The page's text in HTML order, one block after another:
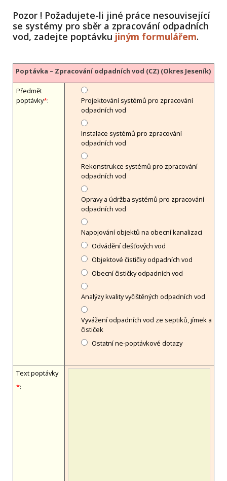
Pozor ! Požadujete-li jiné práce nesouvisející
se systémy pro sběr a zpracování odpadních
vod, zadejte poptávku jiným formulářem.
Poptávka – Zpracování odpadních vod (CZ) (Okres Jeseník)
Předmět
poptávky*:
Projektování systémů pro zpracování
odpadních vod
Instalace systémů pro zpracování
odpadních vod
Rekonstrukce systémů pro zpracování
odpadních vod
Opravy a údržba systémů pro zpracování
odpadních vod
Napojování objektů na obecní kanalizaci
Odvádění dešťových vod
Objektové čističky odpadních vod
Obecní čističky odpadních vod
Analýzy kvality vyčištěných odpadních vod
Vyvážení odpadních vod ze septiků, jímek a
čističek
Ostatní ne-poptávkové dotazy
Text poptávky
*: